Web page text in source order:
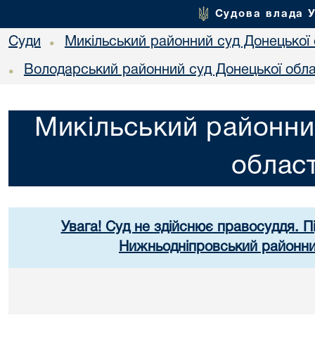
Судова влада
Суди • Микільський районний суд Донецької
• Володарський районний суд Донецької
Микільський
Увага! Суд не здійснює правосуддя.
Нижньодніпровський